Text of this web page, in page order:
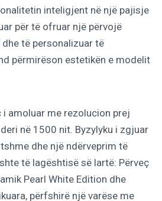
inteligjent në një pajisje
për të ofruar një përvojë
të personalizuar të
përmirëson estetikën e modelit
i amoluar me rezolucion prej
në 1500 nit. Byzylyku ​​i zgjuar
dhe një ndërveprim të
të lagështisë së lartë: Përveç
Pearl White Edition dhe
përfshirë një varëse me